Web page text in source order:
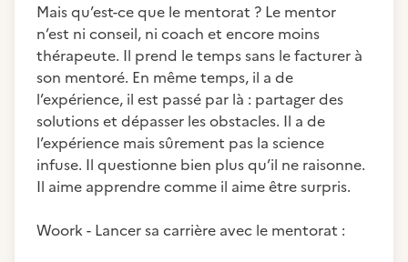
Mais qu’est-ce que le mentorat ? Le mentor
n’est ni conseil, ni coach et encore moins
thérapeute. Il prend le temps sans le facturer à
son mentoré. En même temps, il a de
l’expérience, il est passé par là : partager des
solutions et dépasser les obstacles. Il a de
l’expérience mais sûrement pas la science
infuse. Il questionne bien plus qu’il ne raisonne.
Il aime apprendre comme il aime être surpris.
Woork - Lancer sa carrière avec le mentorat :